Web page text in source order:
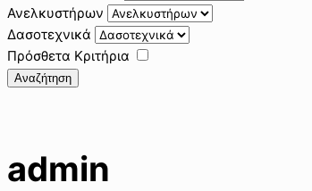
Ανελκυστήρων
Δασοτεχνικά
Πρόσθετα Κριτήρια
Αναζήτηση
admin